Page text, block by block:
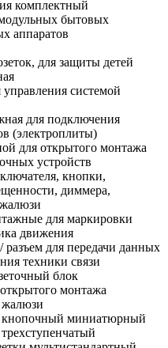
комплектный
бытовых
аппаратов
для защиты детей
системой
для подключения
(электроплиты)
для открытого монтажа
устройств
кнопки,
диммера,
для маркировки
движения
разъем для передачи данных
техники связи
блок
монтажа
жалюзи
кнопочный миниатюрный